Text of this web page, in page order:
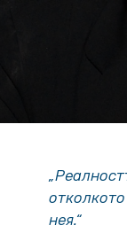
нея.“